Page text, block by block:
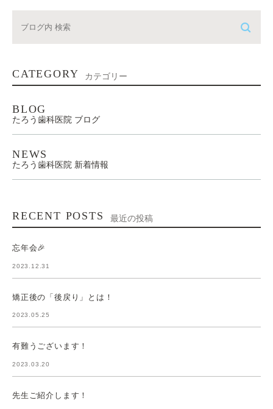
CATEGORY カテゴリー
BLOG
たろう歯科医院 ブログ
NEWS
たろう歯科医院 新着情報
RECENT POSTS 最近の投稿
忘年会🎉
2023.12.31
矯正後の「後戻り」とは！
2023.05.25
有難うございます！
2023.03.20
先生ご紹介します！